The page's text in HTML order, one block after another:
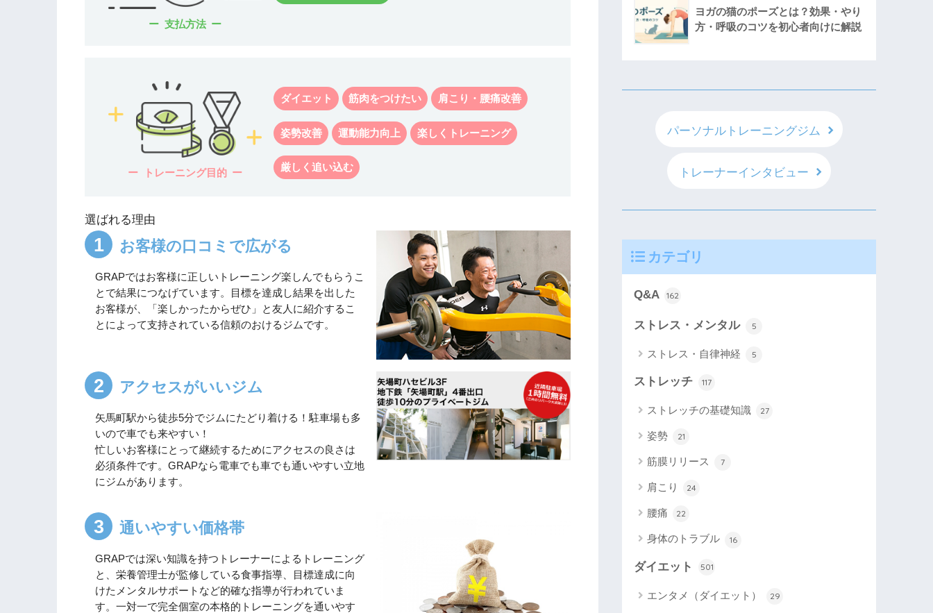
支払方法
トレーニング目的
ダイエット 筋肉をつけたい 肩こり・腰痛改善
姿勢改善 運動能力向上 楽しくトレーニング
厳しく追い込む
選ばれる理由
お客様の口コミで広がる
GRAPではお客様に正しいトレーニング楽しんでもらうこ
とで結果につなげています。目標を達成し結果を出した
お客様が、「楽しかったからぜひ」と友人に紹介するこ
とによって支持されている信頼のおけるジムです。
アクセスがいいジム
矢馬町駅から徒歩5分でジムにたどり着ける！駐車場も多
いので車でも来やすい！
忙しいお客様にとって継続するためにアクセスの良さは
必須条件です。GRAPなら電車でも車でも通いやすい立地
にジムがあります。
通いやすい価格帯
GRAPでは深い知識を持つトレーナーによるトレーニング
と、栄養管理士が監修している食事指導、目標達成に向
けたメンタルサポートなど的確な指導が行われていま
す。一対一で完全個室の本格的トレーニングを通いやす
ヨガの猫のポーズとは？効果・やり
方・呼吸のコツを初心者向けに解説
パーソナルトレーニングジム
トレーナーインタビュー
カテゴリ
Q&A 162
ストレス・メンタル 5
ストレス・自律神経 5
ストレッチ 117
ストレッチの基礎知識 27
姿勢 21
筋膜リリース 7
肩こり 24
腰痛 22
身体のトラブル 16
ダイエット 501
エンタメ（ダイエット） 29